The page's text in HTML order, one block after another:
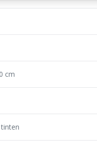
de
heeft een strakke
kleur past gemakkelijk bij
onder het
tussen de lichtere
6x20x100 interessant
maar een zware 8x20x100 of
dat je met een serieus
cm